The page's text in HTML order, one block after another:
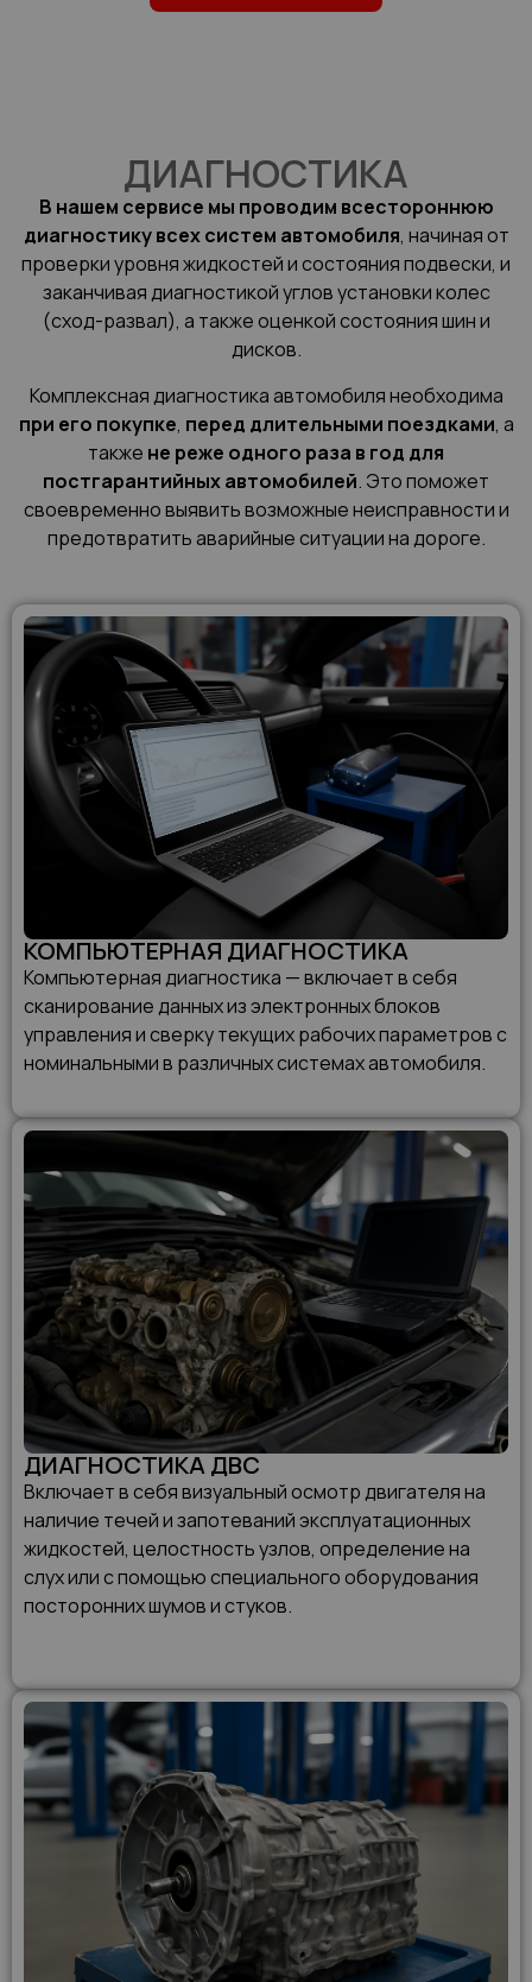
ДИАГНОСТИКА
В нашем сервисе мы проводим всестороннюю
диагностику всех систем автомобиля, начиная от
проверки уровня жидкостей и состояния подвески, и
заканчивая диагностикой углов установки колес
(сход-развал), а также оценкой состояния шин и
дисков.
Комплексная диагностика автомобиля необходима
при его покупке, перед длительными поездками, а
также не реже одного раза в год для
постгарантийных автомобилей. Это поможет
своевременно выявить возможные неисправности и
предотвратить аварийные ситуации на дороге.
КОМПЬЮТЕРНАЯ ДИАГНОСТИКА
Компьютерная диагностика — включает в себя
сканирование данных из электронных блоков
управления и сверку текущих рабочих параметров с
номинальными в различных системах автомобиля.
ДИАГНОСТИКА ДВС
Включает в себя визуальный осмотр двигателя на
наличие течей и запотеваний эксплуатационных
жидкостей, целостность узлов, определение на
слух или с помощью специального оборудования
посторонних шумов и стуков.